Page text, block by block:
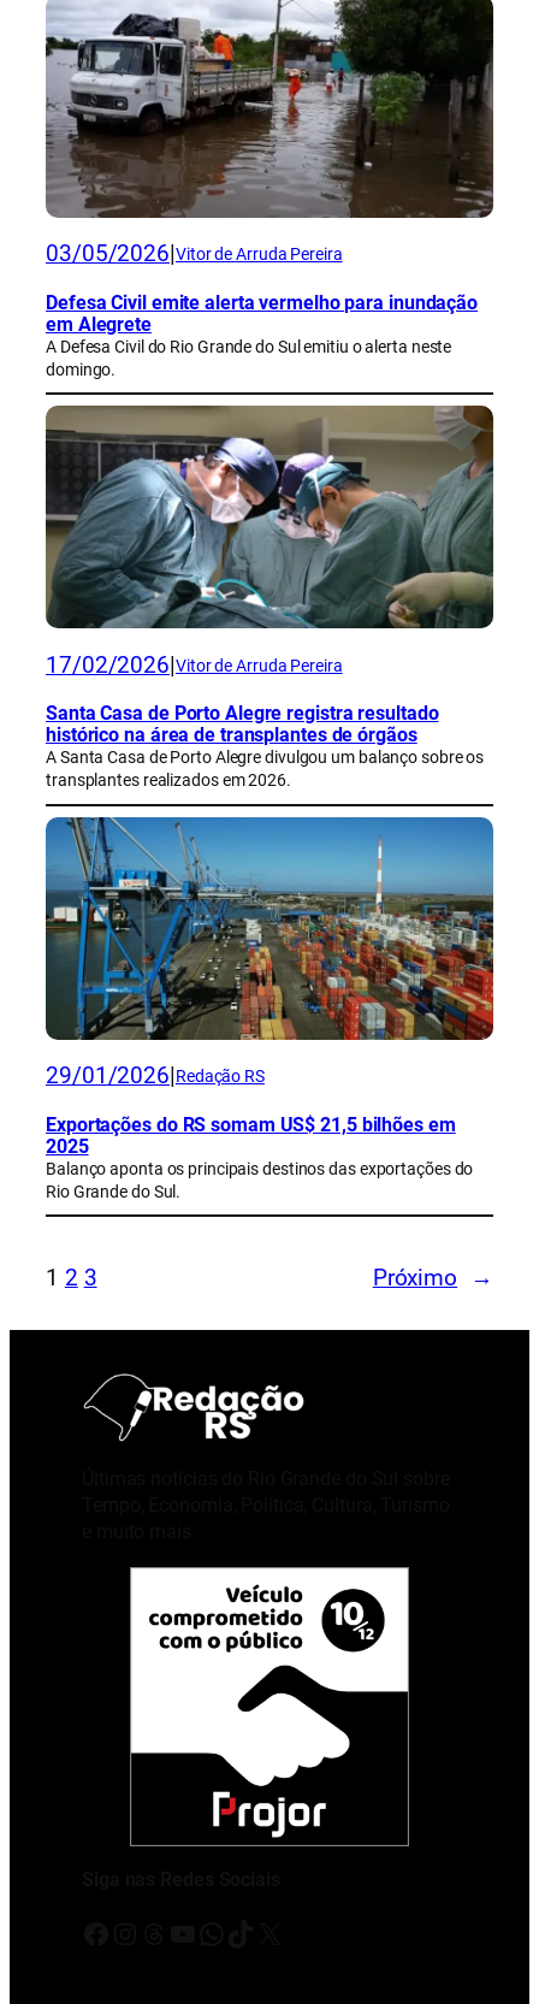
03/05/2026 Vitor de Arruda Pereira
Defesa Civil emite alerta vermelho para inundação
em Alegrete
A Defesa Civil do Rio Grande do Sul emitiu o alerta neste
domingo.
17/02/2026 Vitor de Arruda Pereira
Santa Casa de Porto Alegre registra resultado
histórico na área de transplantes de órgãos
A Santa Casa de Porto Alegre divulgou um balanço sobre os
transplantes realizados em 2026.
29/01/2026 Redação RS
Exportações do RS somam US$ 21,5 bilhões em
2025
Balanço aponta os principais destinos das exportações do
Rio Grande do Sul.
1 2 3 Próximo →